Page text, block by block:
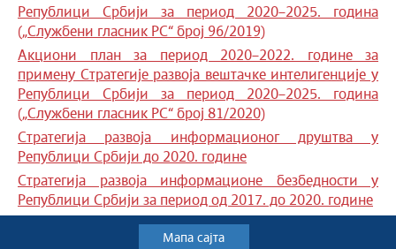
Републици Србији за период 2020–2025. година
(„Службени гласник РС“ број 96/2019)
Акциони план за период 2020–2022. године за
примену Стратегије развоја вештачке интелигенције у
Републици Србији за период 2020–2025. година
(„Службени гласник РС“ број 81/2020)
Стратегија развоја информационог друштва у
Републици Србији до 2020. године
Стратегија развоја информационе безбедности у
Републици Србији за период од 2017. до 2020. године
Мапа сајта